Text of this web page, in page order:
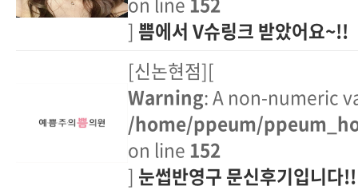
] 쁨에서 V슈링크 받았어요~!!
[신논현점][
Warning: A non-numeric
/home/ppeum/
on line 152
] 눈썹반영구 문신후기입니다!!